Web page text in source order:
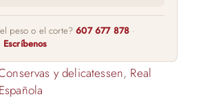
peso o el corte?607 677 878 ·
Escríbenos
y delicatessen, Real